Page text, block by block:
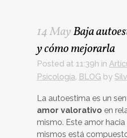
14 MayBaja
y cómo mejorarla
Posted at 11:39h in
Psicología, BLOG by
La autoestima es un
amor valorativo en
mismo. Este amor
mismos está